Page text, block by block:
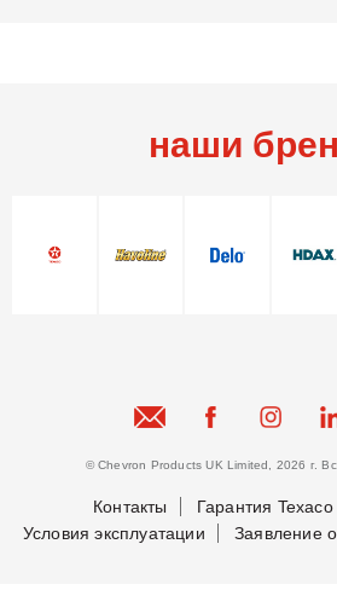
наши
© Chevron Products UK Limited, 2026 г.
Контакты Гарантия Texaco
Условия эксплуатации
Заявление